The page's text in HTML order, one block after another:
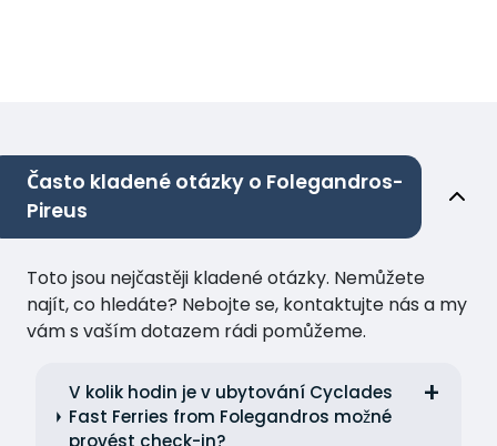
Často kladené otázky o Folegandros-
Pireus
Toto jsou nejčastěji kladené otázky. Nemůžete
najít, co hledáte? Nebojte se, kontaktujte nás a my
vám s vaším dotazem rádi pomůžeme.
V kolik hodin je v ubytování Cyclades
Fast Ferries from Folegandros možné
provést check-in?